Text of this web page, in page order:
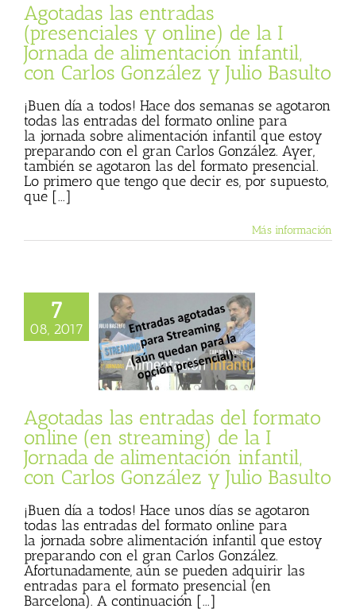
Agotadas las entradas
(presenciales y online) de la I
Jornada de alimentación infantil,
con Carlos González y Julio Basulto
¡Buen día a todos! Hace dos semanas se agotaron
todas las entradas del formato online para
la jornada sobre alimentación infantil que estoy
preparando con el gran Carlos González. Ayer,
también se agotaron las del formato presencial.
Lo primero que tengo que decir es, por supuesto,
que [...]
Más información
7
08, 2017
las entradas del
online (en
de la I Jornada
personal)
Agotadas las entradas del formato
online (en streaming) de la I
Jornada de alimentación infantil,
con Carlos González y Julio Basulto
¡Buen día a todos! Hace unos días se agotaron
todas las entradas del formato online para
la jornada sobre alimentación infantil que estoy
preparando con el gran Carlos González.
Afortunadamente, aún se pueden adquirir las
entradas para el formato presencial (en
Barcelona). A continuación [...]